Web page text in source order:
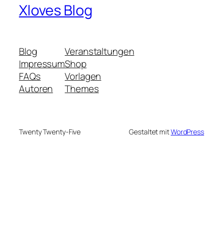
Xloves Blog
Blog
Impressum
FAQs
Autoren
Veranstaltungen
Shop
Vorlagen
Themes
Twenty Twenty-Five Gestaltet mitWordPress